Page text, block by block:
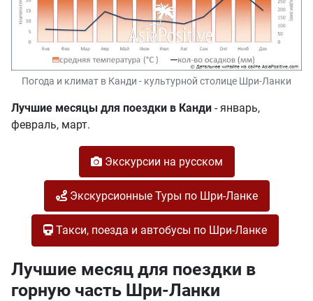
Погода и климат в Канди - культурной столице Шри-Ланки
Лучшие месяцы для поездки в Канди - январь,
февраль, март.
Экскурсии на русском
Экскурсионные Туры по Шри-Ланке
Такси, поезда и автобусы по Шри-Ланке
Лучшие месяц для поездки в
горную часть Шри-Ланки